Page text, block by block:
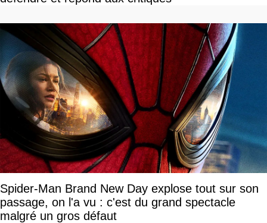
Spider-Man Brand New Day explose tout sur son
passage, on l'a vu : c'est du grand spectacle
malgré un gros défaut